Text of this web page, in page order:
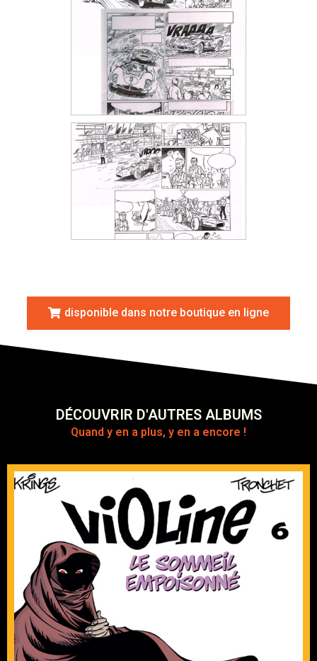
disponible dans notre boutique en ligne
DÉCOUVRIR D'AUTRES ALBUMS
Quand y en a plus, y en a encore !